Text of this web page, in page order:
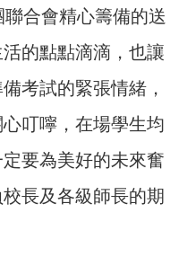
合會精心籌備的送
的點點滴滴，也讓
考試的緊張情緒，
叮嚀，在場學生均
要為美好的未來奮
長及各級師長的期